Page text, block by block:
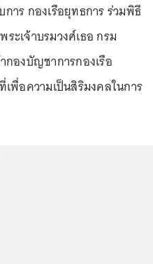
ร กองเรือยุทธการ ร่วมพิธี
ะเจ้าบรมวงศ์เธอ กรม
องบัญชาการกองเรือ
พื่อความเป็นสิริมงคลในการ